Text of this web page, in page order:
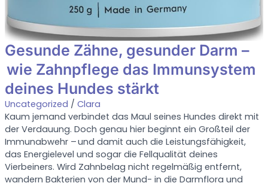
Gesunde Zähne, gesunder Darm –
wie Zahnpflege das Immunsystem
deines Hundes stärkt
Uncategorized / Clara
Kaum jemand verbindet das Maul seines Hundes direkt mit
der Verdauung. Doch genau hier beginnt ein Großteil der
Immunabwehr – und damit auch die Leistungsfähigkeit,
das Energielevel und sogar die Fellqualität deines
Vierbeiners. Wird Zahnbelag nicht regelmäßig entfernt,
wandern Bakterien von der Mund- in die Darmflora und